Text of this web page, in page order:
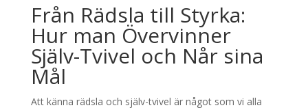
Från Rädsla till Styrka:
Hur man Övervinner
Själv-Tvivel och Når sina
Mål
Att känna rädsla och själv-tvivel är något som vi alla